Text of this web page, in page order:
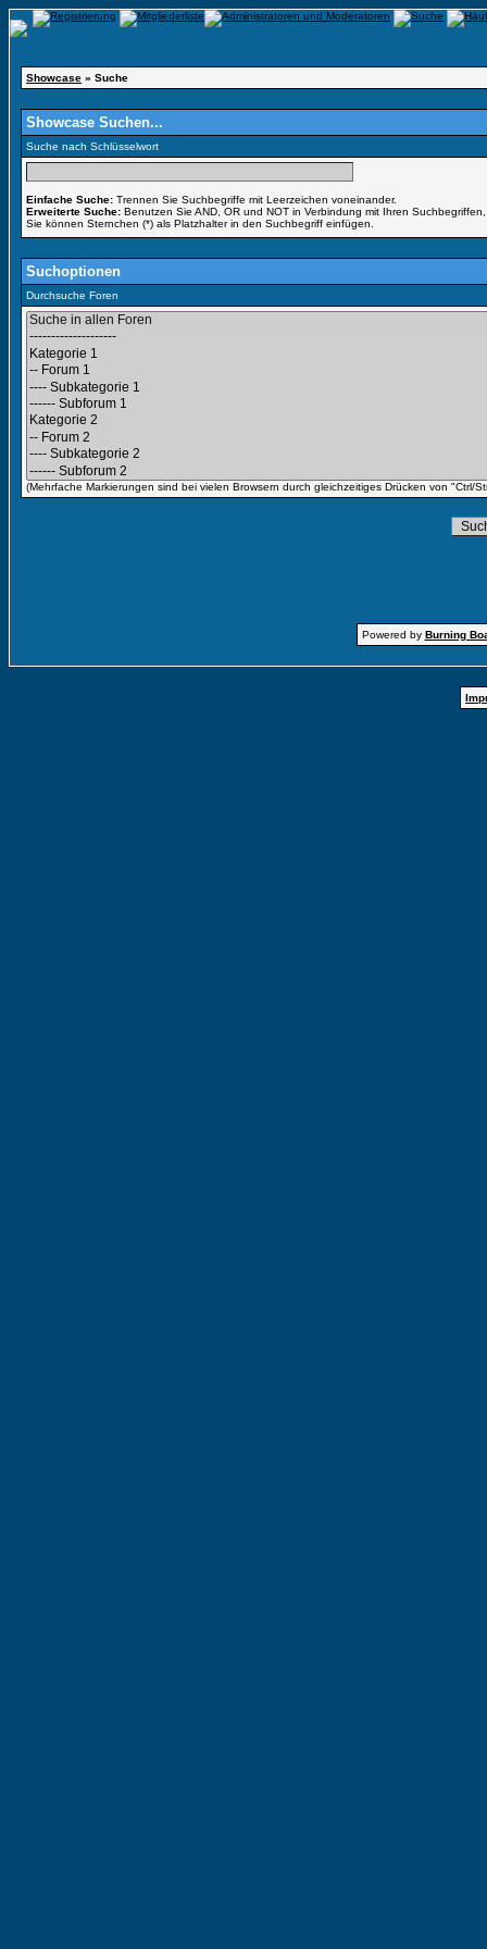
Showcase » Suche
Showcase Suchen...
Suche nach Schlüsselwort
Einfache Suche: Trennen Sie Suchbegriffe mit Leerzeichen voneinander.
Erweiterte Suche: Benutzen Sie AND, OR und NOT in Verbindung mit Ihren
Sie können Sternchen (*) als Platzhalter in den Suchbegriff einfügen.
Suchoptionen
Durchsuche Foren
(Mehrfache Markierungen sind bei vielen Browsern durch gleichzeitiges Drücken von "Ctrl/
Powered by Burning